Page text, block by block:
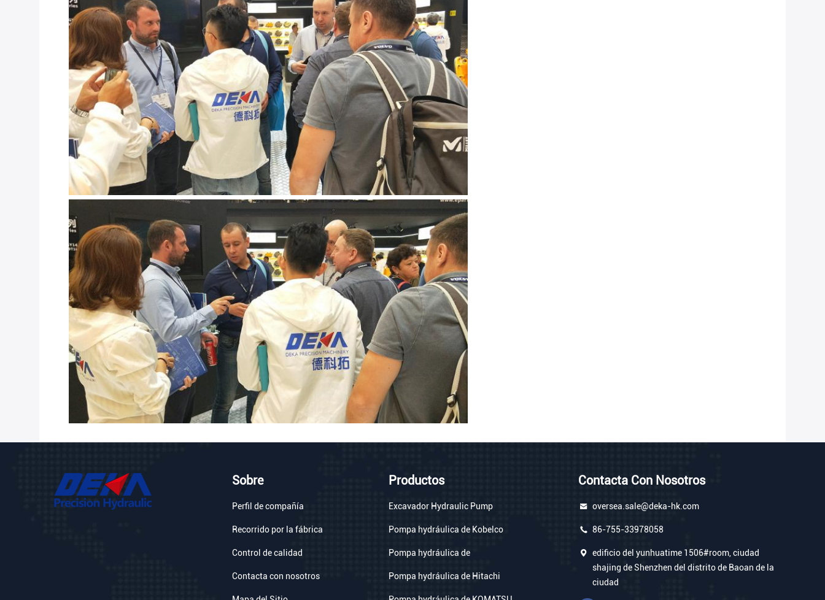
Sobre
Perfil de compañía
Recorrido por la fábrica
Control de calidad
Contacta con nosotros
Productos
Excavador Hydraulic Pump
Pompa hydráulica de Kobelco
Pompa hydráulica de
Pompa hydráulica de Hitachi
Contacta Con Nosotros
oversea.sale@deka-hk.com
86-755-33978058
edificio del yunhuatime 1506#room, ciudad
shajing de Shenzhen del distrito de Baoan de la
ciudad